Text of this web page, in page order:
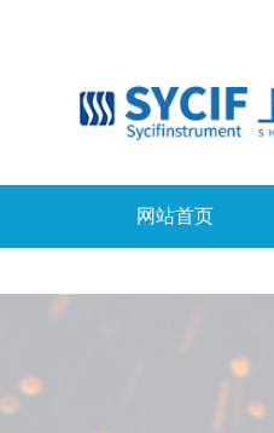
网站首页